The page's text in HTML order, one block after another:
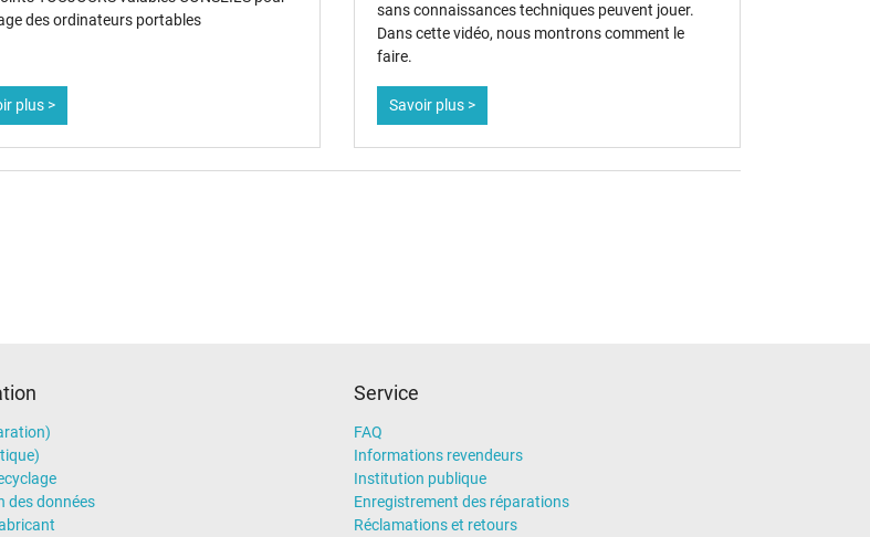
des ordinateurs portables
plus >
sans connaissances techniques peuvent jouer.
Dans cette vidéo, nous montrons comment le
faire.
Savoir plus >
des données
Service
FAQ
Informations revendeurs
Institution publique
Enregistrement des réparations
Réclamations et retours